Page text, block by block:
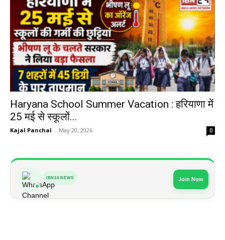
Haryana School Summer Vacation : हरियाणा में
25 मई से स्कूलों...
Kajal Panchal - May 20, 2026 0
IBN24 NEWS Join Now